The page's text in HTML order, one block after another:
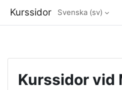
Kurssidor Svenska ‎(sv)‎
Kurssidor vid